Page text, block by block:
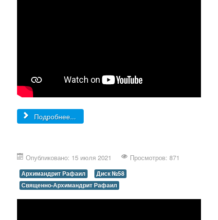
Подробнее...
Опубликовано: 15 июля 2021 Просмотров: 871
Архимандрит Рафаил
Диск №58
Священно-Архимандрит Рафаил